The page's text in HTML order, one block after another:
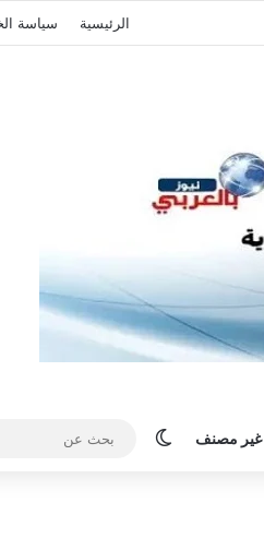
الرئيسية سياسة
غير مصنف الوضع المظلم